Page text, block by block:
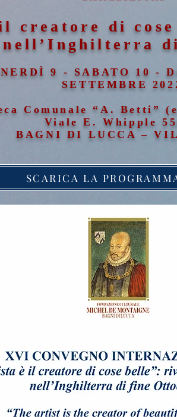
creatore di
nell’Inghilterra
9 - SABATO 10 -
SETTEMBRE
Comunale “A. Betti”
Viale E. Whipple
BAGNI DI LUCCA –
SCARICA LA